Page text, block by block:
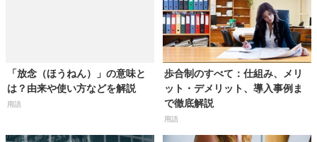
「放念（ほうねん）」の意味と
は？由来や使い方などを解説
用語
歩合制のすべて：仕組み、メリ
ット・デメリット、導入事例ま
で徹底解説
用語